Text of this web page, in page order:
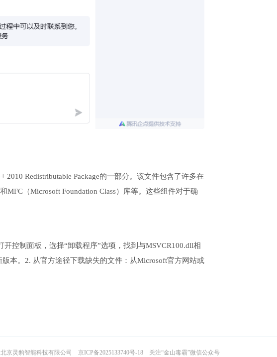
Redistributable Package的一部分。该文件包含了许多在
（Microsoft Foundation Class）库等。这些组件对于确
控制面板，选择“卸载程序”选项，找到与MSVCR100.dll相
本。2. 从官方途径下载缺失的文件：从Microsoft官方网站或
京灵豹智能科技有限公司 京ICP备2025133740号-18 关注“金山毒霸”微信公众号